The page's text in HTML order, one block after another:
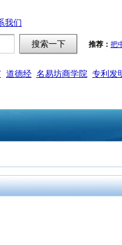
我们
推荐： 把
道德经 名易坊商学院 专利发